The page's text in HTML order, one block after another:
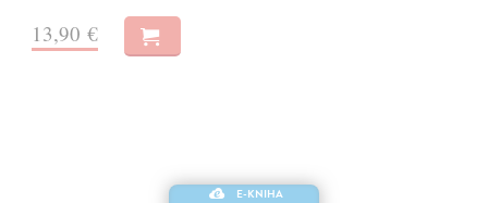
13,90 €
E-KNIHA